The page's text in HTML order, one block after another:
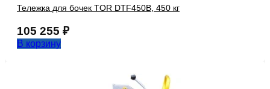
Тележка для бочек TOR DTF450B, 450 кг
105 255 ₽
В корзину